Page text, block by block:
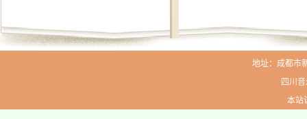
地址：成都市
四川
本站